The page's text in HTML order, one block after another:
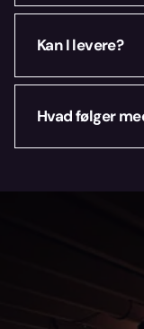
Vælg dine
en bekræftelse.
Kan I levere?
Ja — i
70 70 78 25,
løsning.
Hvad følger